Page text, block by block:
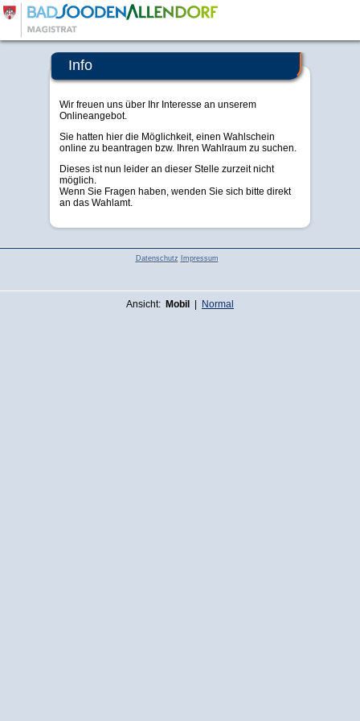
Info
Wir freuen uns über Ihr Interesse an unserem
Onlineangebot.
Sie hatten hier die Möglichkeit, einen Wahlschein
online zu beantragen bzw. Ihren Wahlraum zu suchen.
Dieses ist nun leider an dieser Stelle zurzeit nicht
möglich.
Wenn Sie Fragen haben, wenden Sie sich bitte direkt
an das Wahlamt.
Datenschutz Impressum
Ansicht: Mobil Normal